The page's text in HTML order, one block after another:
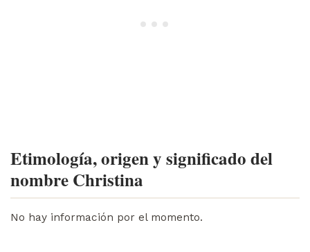
Etimología, origen y significado del
nombre Christina
No hay información por el momento.